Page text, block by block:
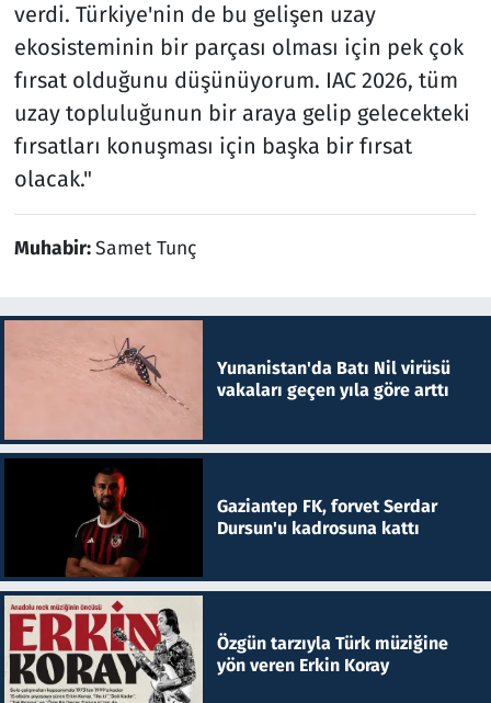
verdi. Türkiye'nin de bu gelişen uzay
ekosisteminin bir parçası olması için pek çok
fırsat olduğunu düşünüyorum. IAC 2026, tüm
uzay topluluğunun bir araya gelip gelecekteki
fırsatları konuşması için başka bir fırsat
olacak."
Muhabir:Samet Tunç
Yunanistan'da Batı Nil virüsü
vakaları geçen yıla göre arttı
Gaziantep FK, forvet Serdar
Dursun'u kadrosuna kattı
Özgün tarzıyla Türk müziğine
yön veren Erkin Koray